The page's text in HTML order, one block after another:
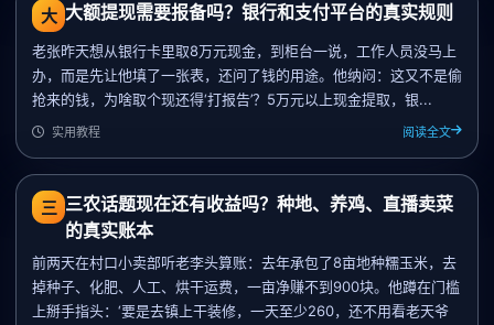
大 大额提现需要报备吗？银行和支付平台的真实规则
老张昨天想从银行卡里取8万元现金，到柜台一说，工作人员没马上
办，而是先让他填了一张表，还问了钱的用途。他纳闷：这又不是偷
抢来的钱，为啥取个现还得‘打报告’？5万元以上现金提取，银...
实用教程 阅读全文
三 三农话题现在还有收益吗？种地、养鸡、直播卖菜
的真实账本
前两天在村口小卖部听老李头算账：去年承包了8亩地种糯玉米，去
掉种子、化肥、人工、烘干运费，一亩净赚不到900块。他蹲在门槛
上掰手指头：‘要是去镇上干装修，一天至少260，还不用看老天爷